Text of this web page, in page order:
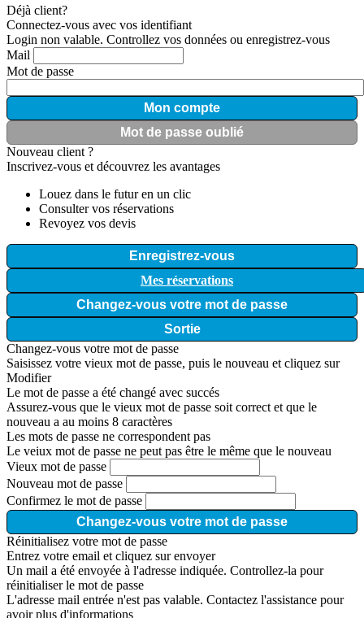
Déjà client?
Connectez-vous avec vos identifiant
Login non valable. Controllez vos données ou enregistrez-vous
Mail
Mot de passe
Mon compte
Mot de passe oublié
Nouveau client ?
Inscrivez-vous et découvrez les avantages
Louez dans le futur en un clic
Consulter vos réservations
Revoyez vos devis
Enregistrez-vous
Mes réservations
Changez-vous votre mot de passe
Sortie
Changez-vous votre mot de passe
Saisissez votre vieux mot de passe, puis le nouveau et cliquez sur
Modifier
Le mot de passe a été changé avec succés
Assurez-vous que le vieux mot de passe soit correct et que le
nouveau a au moins 8 caractères
Les mots de passe ne correspondent pas
Le veiux mot de passe ne peut pas être le même que le nouveau
Vieux mot de passe
Nouveau mot de passe
Confirmez le mot de passe
Changez-vous votre mot de passe
Réinitialisez votre mot de passe
Entrez votre email et cliquez sur envoyer
Un mail a été envoyée à l'adresse indiquée. Controllez-la pour
réinitialiser le mot de passe
L'adresse mail entrée n'est pas valable. Contactez l'assistance pour
avoir plus d'informations